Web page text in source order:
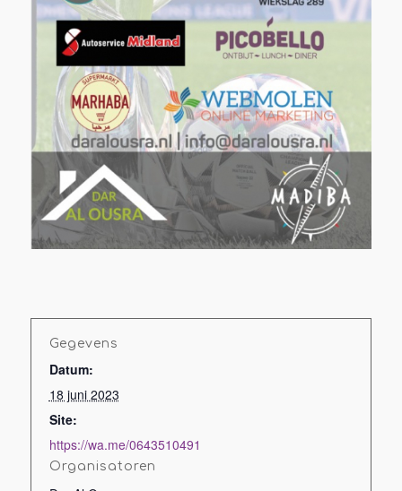
Gegevens
Datum:
18 juni 2023
Site:
https://wa.me/0643510491
Organisatoren